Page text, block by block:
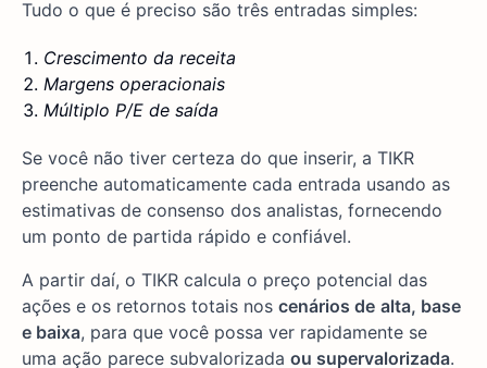
Tudo o que é preciso são três entradas simples:
Crescimento da receita
Margens operacionais
Múltiplo P/E de saída
Se você não tiver certeza do que inserir, a TIKR
preenche automaticamente cada entrada usando as
estimativas de consenso dos analistas, fornecendo
um ponto de partida rápido e confiável.
A partir daí, o TIKR calcula o preço potencial das
ações e os retornos totais nos cenários de alta, base
e baixa, para que você possa ver rapidamente se
uma ação parece subvalorizada ou supervalorizada.